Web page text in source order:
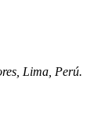
Lima, Perú.